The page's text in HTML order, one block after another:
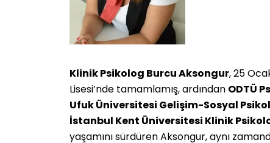
Klinik Psikolog Burcu Aksongur, 25
Lisesi’nde tamamlamış, ardından ODTÜ
Ufuk Üniversitesi Gelişim-Sosyal
İstanbul Kent Üniversitesi Klinik
yaşamını sürdüren Aksongur, aynı